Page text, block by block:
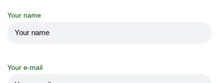
Your name
Your e-mail